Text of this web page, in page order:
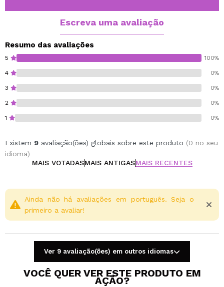
Escreva uma avaliação
Resumo das avaliações
5 100%
4 0%
3 0%
2 0%
1 0%
Existem 9 avaliação(ões) globais sobre este produto (0 no seu
idioma)
MAIS VOTADASMAIS ANTIGASMAIS RECENTES
Ainda não há avaliações em português. Seja o
primeiro a avaliar!
Ver 9 avaliação(ões) em outros idiomas
VOCÊ QUER VER ESTE PRODUTO EM
AÇÃO?